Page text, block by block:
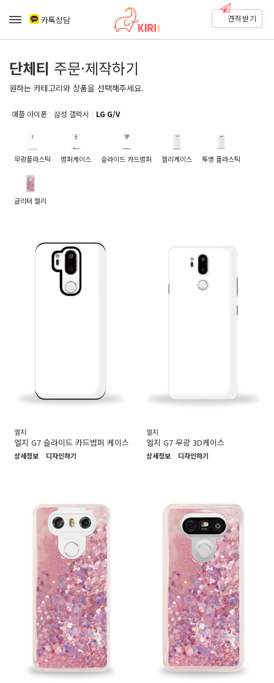
카톡상담 견적받기
단체티 주문·제작하기
원하는 카테고리와 상품을 선택해주세요.
애플 아이폰 삼성 갤럭시 LG G/V
무광플라스틱 범퍼케이스 슬라이드 카드범퍼 젤리케이스 투명 플라스틱
글리터 젤리
엘지
엘지 G7 슬라이드 카드범퍼 케이스
상세정보 디자인하기
엘지
엘지 G7 무광 3D케이스
상세정보 디자인하기